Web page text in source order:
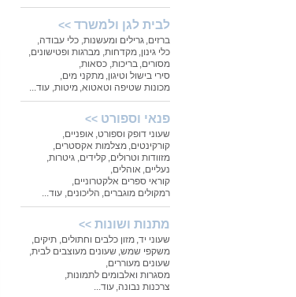
לבית לגן ולמשרד >>
ברזים, גרילים ומעשנות, כלי עבודה,
כלי גינון, מקדחות, מברגות ופטישונים,
מסורים, בריכות, כסאות,
סירי בישול וטיגון, מתקני מים,
מכונות שטיפה וטאטוא, מיטות, עוד...
פנאי וספורט >>
שעוני דופק וספורט, אופניים,
קורקינטים, מצלמות אקסטרים,
מזוודות וטרולים, קלידים, גיטרות,
נעליים, אוהלים,
קוראי ספרים אלקטרוניים,
רמקולים מוגברים, הליכונים, עוד...
מתנות ושונות >>
שעוני יד, מזון כלבים וחתולים, תיקים,
משקפי שמש, שעונים מעוצבים לבית,
שעונים מעוררים,
מסגרות ואלבומים לתמונות,
צרכנות נבונה, עוד...